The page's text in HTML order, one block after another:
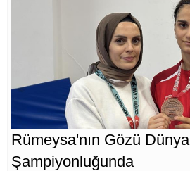
Rümeysa'nın Gözü Dünya
Şampiyonluğunda